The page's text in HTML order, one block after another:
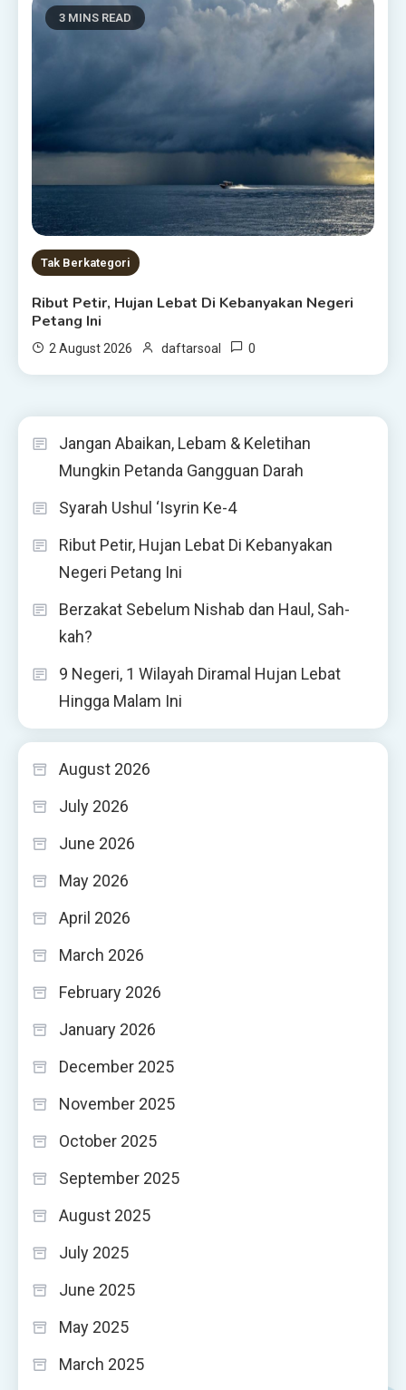
3 MINS READ
Tak Berkategori
Ribut Petir, Hujan Lebat Di Kebanyakan Negeri
Petang Ini
2 August 2026 daftarsoal 0
Jangan Abaikan, Lebam & Keletihan
Mungkin Petanda Gangguan Darah
Syarah Ushul ‘Isyrin Ke-4
Ribut Petir, Hujan Lebat Di Kebanyakan
Negeri Petang Ini
Berzakat Sebelum Nishab dan Haul, Sah-
kah?
9 Negeri, 1 Wilayah Diramal Hujan Lebat
Hingga Malam Ini
August 2026
July 2026
June 2026
May 2026
April 2026
March 2026
February 2026
January 2026
December 2025
November 2025
October 2025
September 2025
August 2025
July 2025
June 2025
May 2025
March 2025